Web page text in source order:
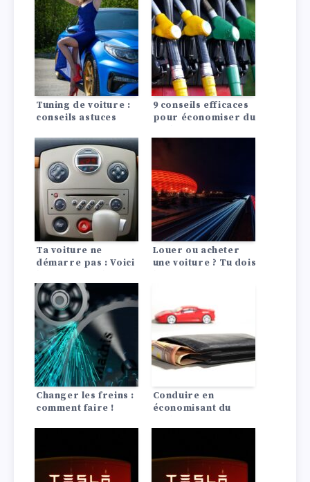
Tuning de voiture :
conseils astuces
9 conseils efficaces
pour économiser du
Comment
économiser du
carburant ?
Ta voiture ne
démarre pas : Voici
plus fréquentes !
Louer ou acheter
une voiture ? Tu dois
Changer les freins :
comment faire !
Conduire en
économisant du
carburant !